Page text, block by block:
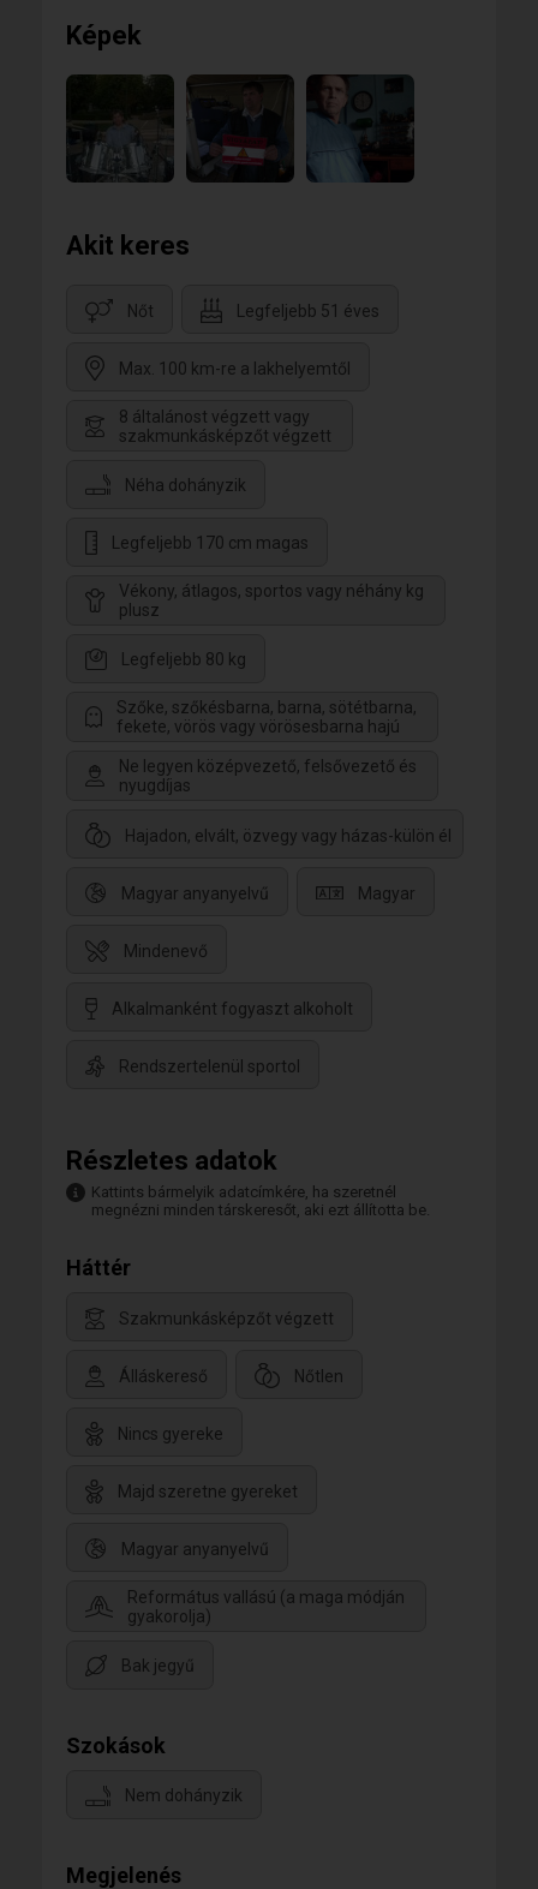
mindenki keres, még ha néhányan ezt nem is akarják
bevallani. Őt keresem én is. Remélem megtalálom
Képek
Akit keres
Nőt Legfeljebb 51 éves
Max. 100 km-re a lakhelyemtől
8 általánost végzett vagy
szakmunkásképzőt végzett
Néha dohányzik
Legfeljebb 170 cm magas
Vékony, átlagos, sportos vagy néhány kg
plusz
Legfeljebb 80 kg
Szőke, szőkésbarna, barna, sötétbarna,
fekete, vörös vagy vörösesbarna hajú
Ne legyen középvezető, felsővezető és
nyugdíjas
Hajadon, elvált, özvegy vagy házas-külön él
Magyar anyanyelvű Magyar
Mindenevő
Alkalmanként fogyaszt alkoholt
Rendszertelenül sportol
Részletes adatok
Kattints bármelyik adatcímkére, ha szeretnél
megnézni minden társkeresőt, aki ezt állította be.
Háttér
Szakmunkásképzőt végzett
Álláskereső Nőtlen
Nincs gyereke
Majd szeretne gyereket
Magyar anyanyelvű
Református vallású (a maga módján
gyakorolja)
Bak jegyű
Szokások
Nem dohányzik
Megjelenés